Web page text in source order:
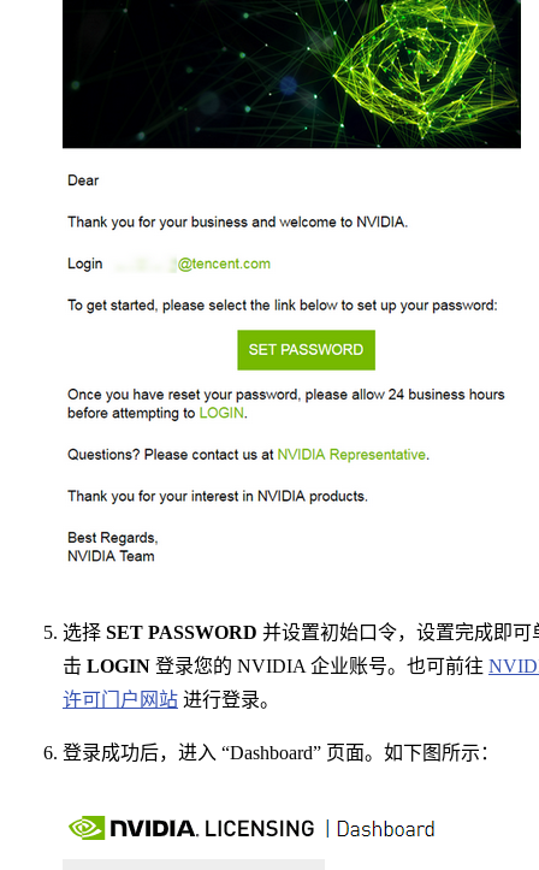
选择 SET PASSWORD 并设置初始口令，设置完成即可
击 LOGIN 登录您的 NVIDIA 企业账号。也可前往
许可门户网站 进行登录。
登录成功后，进入 “Dashboard” 页面。如下图所示：